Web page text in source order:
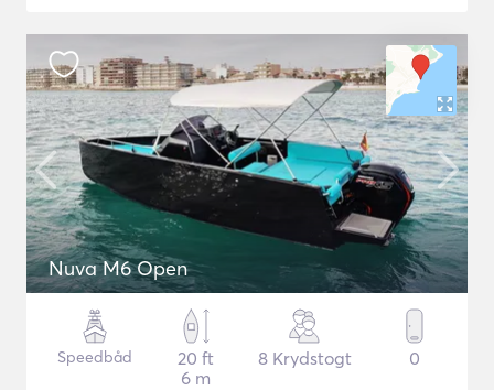
Nuva M6 Open
Speedbåd
20 ft
6 m
8 Krydstogt 0